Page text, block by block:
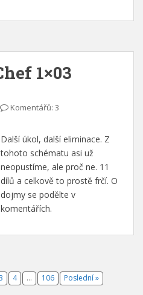
1×03
Komentářů: 3
Další úkol, další eliminace. Z
tohoto schématu asi už
neopustíme, ale proč ne. 11
dílů a celkově to prostě frčí. O
dojmy se podělte v
komentářích.
4 … 106 Poslední »